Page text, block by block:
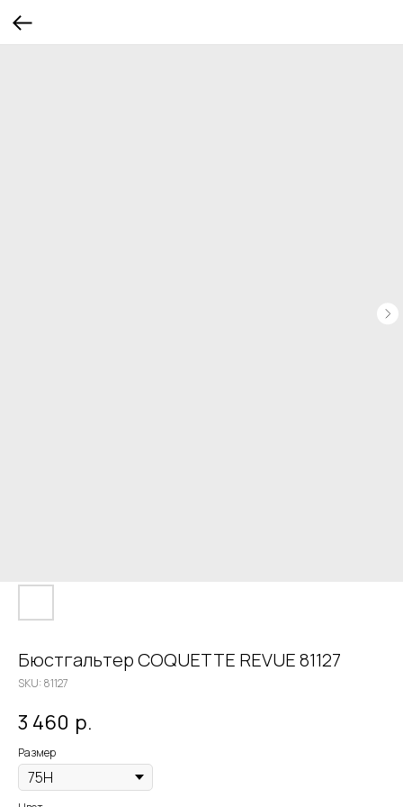
Бюстгальтер COQUETTE REVUE 81127
SKU: 81127
3 460 р.
Размер